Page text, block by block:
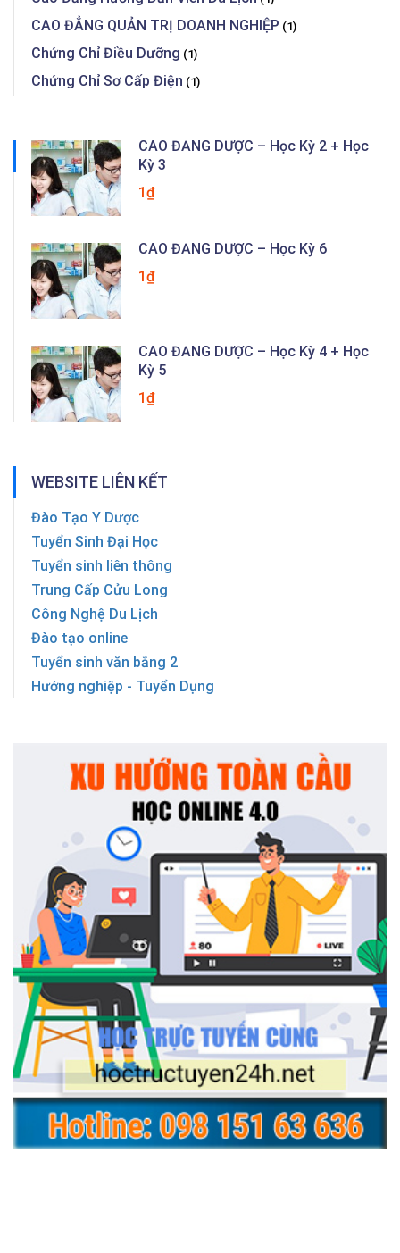
CAO ĐẲNG QUẢN TRỊ DOANH NGHIỆP (1)
Chứng Chỉ Điều Dưỡng (1)
Chứng Chỉ Sơ Cấp Điện (1)
CAO ĐẲNG DƯỢC – Học Kỳ 2 + Học
Kỳ 3
1₫
CAO ĐẲNG DƯỢC – Học Kỳ 6
1₫
CAO ĐẲNG DƯỢC – Học Kỳ 4 + Học
Kỳ 5
1₫
WEBSITE LIÊN KẾT
Đào Tạo Y Dược
Tuyển Sinh Đại Học
Tuyển sinh liên thông
Trung Cấp Cửu Long
Công Nghệ Du Lịch
Đào tạo online
Tuyển sinh văn bằng 2
Hướng nghiệp - Tuyển Dụng